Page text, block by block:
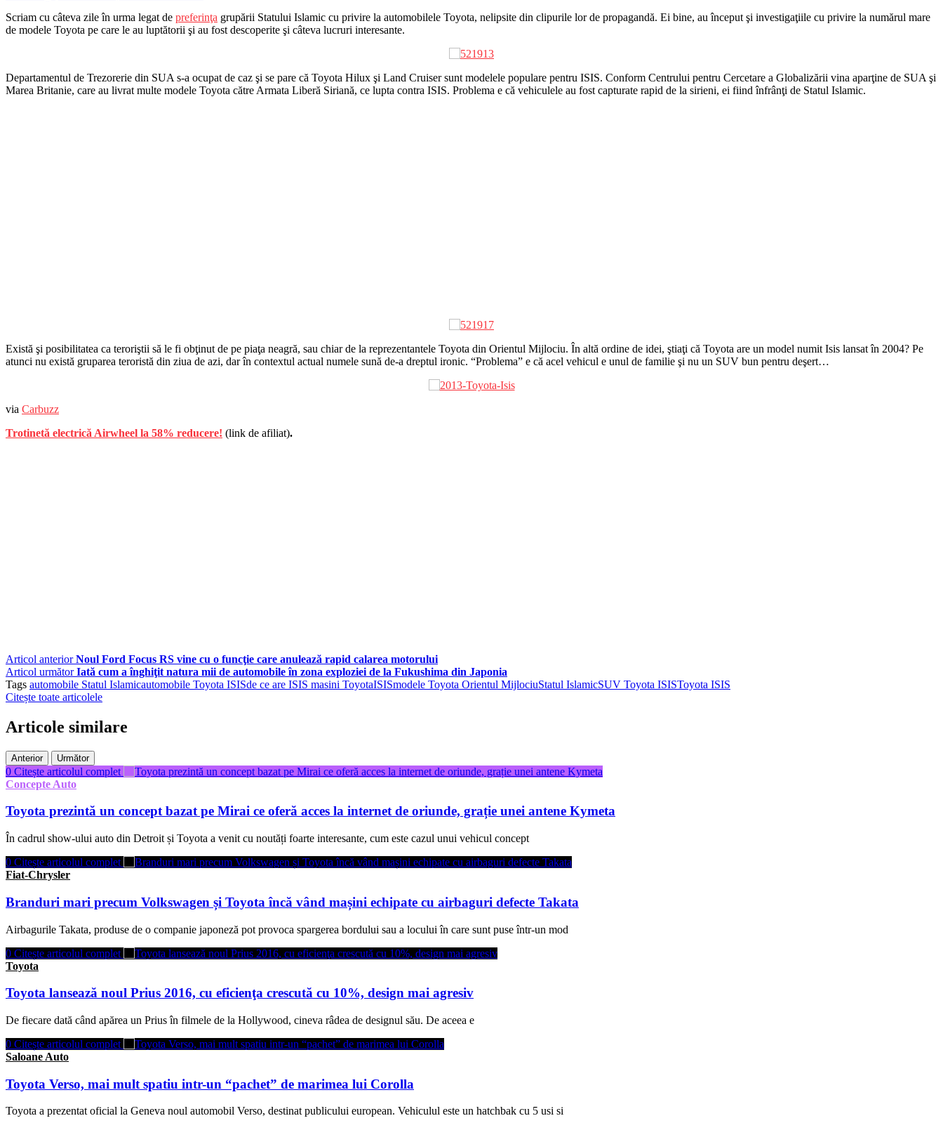
Scriam cu câteva zile în urma legat de preferinţa grupării Statului Islamic cu privire la automobilele Toyota, nelipsite din clipurile lor de propagandă. Ei bine, au început şi investigaţiile cu privire la numărul mare
de modele Toyota pe care le au luptătorii şi au fost descoperite şi câteva lucruri interesante.
Departamentul de Trezorerie din SUA s-a ocupat de caz şi se pare că Toyota Hilux şi Land Cruiser sunt modelele populare pentru ISIS. Conform Centrului pentru Cercetare a Globalizării vina aparţine de SUA şi
Marea Britanie, care au livrat multe modele Toyota către Armata Liberă Siriană, ce lupta contra ISIS. Problema e că vehiculele au fost capturate rapid de la sirieni, ei fiind înfrânţi de Statul Islamic.
Există şi posibilitatea ca teroriştii să le fi obţinut de pe piaţa neagră, sau chiar de la reprezentantele Toyota din Orientul Mijlociu. În altă ordine de idei, ştiaţi că Toyota are un model numit Isis lansat în 2004? Pe
atunci nu există gruparea teroristă din ziua de azi, dar în contextul actual numele sună de-a dreptul ironic. “Problema” e că acel vehicul e unul de familie şi nu un SUV bun pentru deşert…
via Carbuzz
Trotinetă electrică Airwheel la 58% reducere! (link de afiliat).
Articol anterior Noul Ford Focus RS vine cu o funcţie care anulează rapid calarea motorului
Articol următor Iată cum a înghiţit natura mii de automobile în zona exploziei de la Fukushima din Japonia
Tags automobile Statul Islamicautomobile Toyota ISISde ce are ISIS masini ToyotaISISmodele Toyota Orientul MijlociuStatul IslamicSUV Toyota ISISToyota ISIS
Citește toate articolele
Articole similare
Anterior Următor
0 Citește articolul complet
Concepte Auto
Toyota prezintă un concept bazat pe Mirai ce oferă acces la internet de oriunde, grație unei antene Kymeta
În cadrul show-ului auto din Detroit și Toyota a venit cu noutăți foarte interesante, cum este cazul unui vehicul concept
0 Citește articolul complet
Fiat-Chrysler
Branduri mari precum Volkswagen și Toyota încă vând mașini echipate cu airbaguri defecte Takata
Airbagurile Takata, produse de o companie japoneză pot provoca spargerea bordului sau a locului în care sunt puse într-un mod
0 Citește articolul complet
Toyota
Toyota lansează noul Prius 2016, cu eficienţa crescută cu 10%, design mai agresiv
De fiecare dată când apărea un Prius în filmele de la Hollywood, cineva râdea de designul său. De aceea e
0 Citește articolul complet
Saloane Auto
Toyota Verso, mai mult spatiu intr-un “pachet” de marimea lui Corolla
Toyota a prezentat oficial la Geneva noul automobil Verso, destinat publicului european. Vehiculul este un hatchbak cu 5 usi si